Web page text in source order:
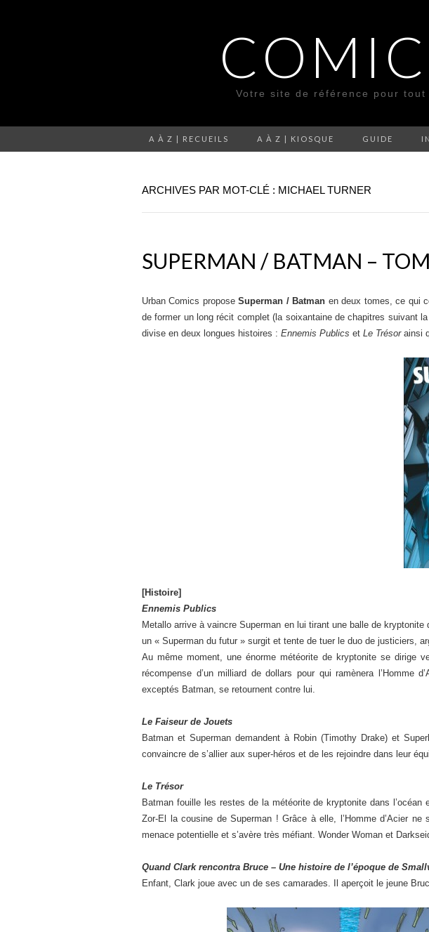
Votre site de référence pour
A À Z | RECUEILS A À Z | KIOSQUE GUIDE
ARCHIVES PAR MOT-CLÉ : MICHAEL TURNER
SUPERMAN / BATMAN –
Urban Comics proposeSuperman / Batman en deux tomes, ce qui
de former un long récit complet (la soixantaine de chapitres suivant
divise en deux longues histoires : Ennemis Publics et Le Trésorainsi
[Histoire]
Ennemis Publics
Metallo arrive à vaincre Superman en lui tirant une balle de
un « Superman du futur » surgit et tente de tuer le duo de justiciers,
Au même moment, une énorme météorite de kryptonite se dirige
récompense d’un milliard de dollars pour qui ramènera l’Homme
exceptés Batman, se retournent contre lui.
Le Faiseur de Jouets
Batman et Superman demandent à Robin (Timothy Drake) et
convaincre de s’allier aux super-héros et de les rejoindre dans leur
Le Trésor
Batman fouille les restes de la météorite de kryptonite dans
Zor-El la cousine de Superman ! Grâce à elle, l’Homme d’Acier
menace potentielle et s’avère très méfiant. Wonder Woman et
Quand Clark rencontra Bruce – Une histoire de l’époque de
Enfant, Clark joue avec un de ses camarades. Il aperçoit le jeune